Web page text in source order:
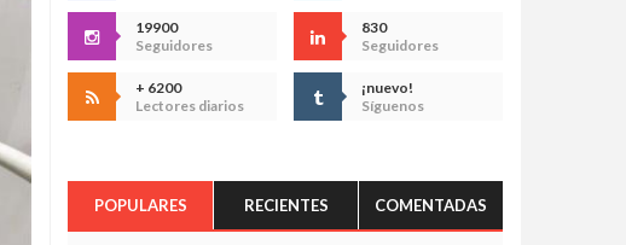
19900
Seguidores
830
Seguidores
+ 6200
Lectores diarios
¡nuevo!
Síguenos
POPULARES RECIENTES COMENTADAS